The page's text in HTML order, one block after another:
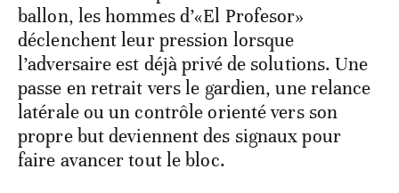
ballon, les hommes d’«El Profesor»
déclenchent leur pression lorsque
l’adversaire est déjà privé de solutions. Une
passe en retrait vers le gardien, une relance
latérale ou un contrôle orienté vers son
propre but deviennent des signaux pour
faire avancer tout le bloc.